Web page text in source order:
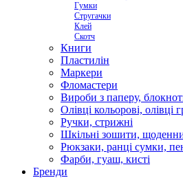
Гумки
Стругачки
Клей
Скотч
Книги
Пластилін
Маркери
Фломастери
Вироби з паперу,
Олівці кольорові, олівці
Ручки, стрижні
Шкільні зошити,
Рюкзаки, ранці сумки,
Фарби, гуаш, кисті
Бренди